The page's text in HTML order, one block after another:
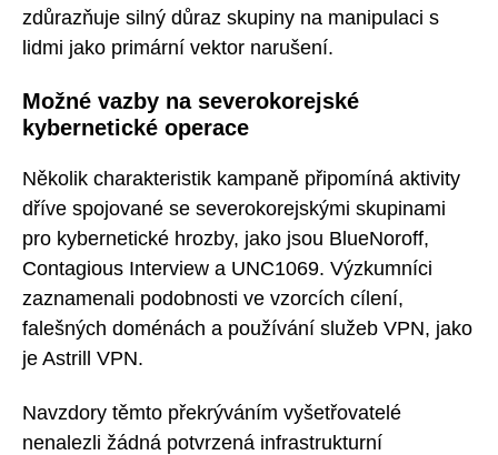
zdůrazňuje silný důraz skupiny na manipulaci s
lidmi jako primární vektor narušení.
Možné vazby na severokorejské
kybernetické operace
Několik charakteristik kampaně připomíná aktivity
dříve spojované se severokorejskými skupinami
pro kybernetické hrozby, jako jsou BlueNoroff,
Contagious Interview a UNC1069. Výzkumníci
zaznamenali podobnosti ve vzorcích cílení,
falešných doménách a používání služeb VPN, jako
je Astrill VPN.
Navzdory těmto překrýváním vyšetřovatelé
nenalezli žádná potvrzená infrastrukturní